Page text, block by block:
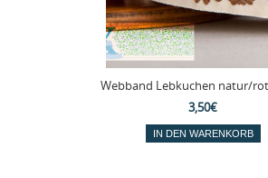
Webband Lebkuchen natur/
3,50€